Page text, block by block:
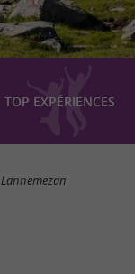
TOP EXPÉRIENCES
Masquer la carte
Lannemezan